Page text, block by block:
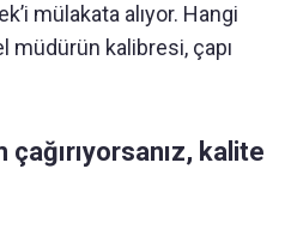
mülakata alıyor. Hangi
müdürün kalibresi, çapı
kalite